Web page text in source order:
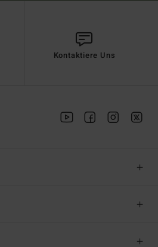
Kontaktiere Uns